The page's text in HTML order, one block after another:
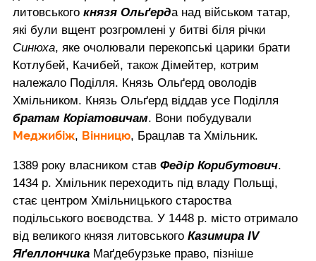
литовського князя Ольґерда над військом татар,
які були вщент розгромлені у битві біля річки
Синюха, яке очолювали перекопські царики брати
Котлубей, Качибей, також Дімейтер, котрим
належало Поділля. Князь Ольґерд оволодів
Хмільником. Князь Ольґерд віддав усе Поділля
братам Коріатовичам. Вони побудували
Меджибіж, Вінницю, Брацлав та Хмільник.
1389 року власником став Федір Корибутович.
1434 р. Хмільник переходить під владу Польщі,
стає центром Хмільницького староства
подільського воєводства. У 1448 р. місто отримало
від великого князя литовського Казимира IV
Яґеллончика Маґдебурзьке право, пізніше